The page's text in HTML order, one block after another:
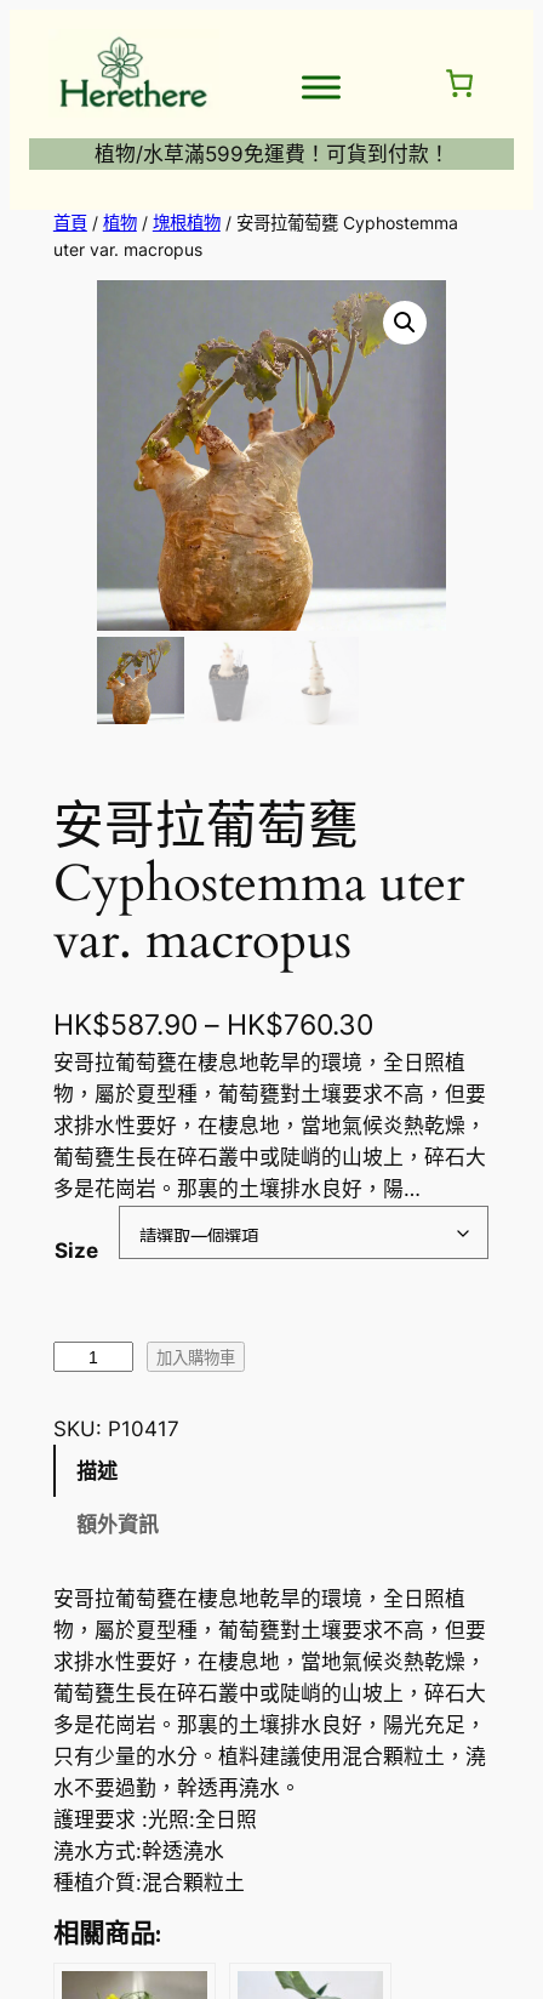
植物/水草滿599免運費！可貨到付款！
首頁/ 植物/ 塊根植物/ 安哥拉葡萄甕 Cyphostemma
uter var. macropus
安哥拉葡萄甕
Cyphostemma uter
var. macropus
HK$587.90 – HK$760.30價
格
範
圍
：
到
H
K
$
安哥拉葡萄甕在棲息地乾旱的環境，全日照植
物，屬於夏型種，葡萄甕對土壤要求不高，但要
求排水性要好，在棲息地，當地氣候炎熱乾燥，
葡萄甕生長在碎石叢中或陡峭的山坡上，碎石大
多是花崗岩。那裏的土壤排水良好，陽…
Size
拉
葡
p
h
o
s
t
e
m
m
a
u
t
加入購物車
SKU: P10417
描述
額外資訊
安哥拉葡萄甕在棲息地乾旱的環境，全日照植
物，屬於夏型種，葡萄甕對土壤要求不高，但要
求排水性要好，在棲息地，當地氣候炎熱乾燥，
葡萄甕生長在碎石叢中或陡峭的山坡上，碎石大
多是花崗岩。那裏的土壤排水良好，陽光充足，
只有少量的水分。植料建議使用混合顆粒土，澆
水不要過勤，幹透再澆水。
護理要求 :光照:全日照
澆水方式:幹透澆水
種植介質:混合顆粒土
相關商品: